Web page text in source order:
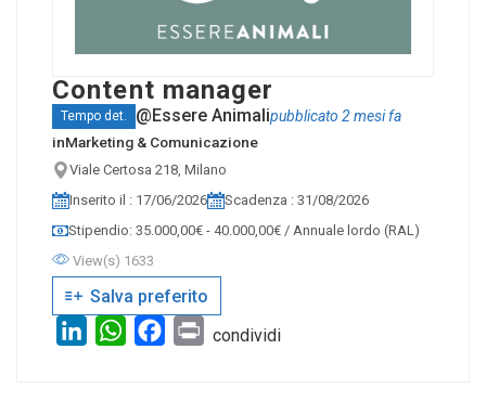
Content manager
Tempo det. @Essere Animalipubblicato 2 mesi fa
inMarketing & Comunicazione
Viale Certosa 218, Milano
Inserito il : 17/06/2026
Scadenza : 31/08/2026
Stipendio: 35.000,00€ - 40.000,00€ / Annuale lordo (RAL)
View(s) 1633
Salva preferito
LinkedInWhatsAppFacebook
Print
condividi